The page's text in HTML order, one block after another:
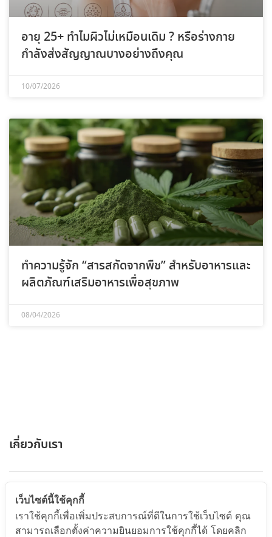
อายุ 25+ ทำไมผิวไม่เหมือนเดิม ? หรือร่างกาย
กำลังส่งสัญญาณบางอย่างถึงคุณ
10/07/2026
ทำความรู้จัก “สารสกัดจากพืช” สำหรับอาหารและ
ผลิตภัณฑ์เสริมอาหารเพื่อสุขภาพ
08/04/2026
เกี่ยวกับเรา
ABOUT US
เว็บไซต์นี้ใช้คุกกี้
เราใช้คุกกี้เพื่อเพิ่มประสบการณ์ที่ดีในการใช้เว็บไซต์ คุณ
สามารถเลือกตั้งค่าความยินยอมการใช้คุกกี้ได้ โดยคลิก